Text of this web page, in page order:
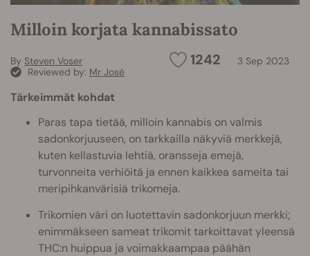
Milloin korjata kannabissato
1242 3 Sep 2023
By Steven Voser
Reviewed by: Mr José
Tärkeimmät kohdat
Paras tapa tietää, milloin kannabis on valmis
sadonkorjuuseen, on tarkkailla näkyviä merkkejä,
kuten kellastuvia lehtiä, oransseja emejä,
turvonneita verhiöitä ja ennen kaikkea sameita tai
meripihkanvärisiä trikomeja.
Trikomien väri on luotettavin sadonkorjuun merkki;
enimmäkseen sameat trikomit tarkoittavat yleensä
THC:n huippua ja voimakkaampaa päähän